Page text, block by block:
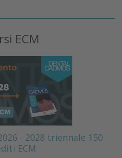
ECM
- 2028 triennale 150
ECM